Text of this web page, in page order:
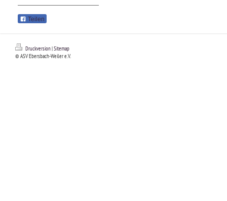
Teilen
Druckversion|Sitemap
© ASV Ebersbach-Weiler e.V.